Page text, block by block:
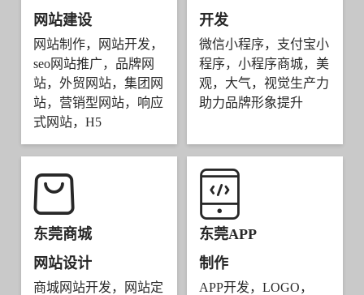
网站建设
网站制作，网站开发，
seo网站推广，品牌网
站，外贸网站，集团网
站，营销型网站，响应
式网站，H5
开发
微信小程序，支付宝小
程序，小程序商城，美
观，大气，视觉生产力
助力品牌形象提升
东莞商城
网站设计
商城网站开发，网站定
东莞APP
制作
APP开发，LOGO，